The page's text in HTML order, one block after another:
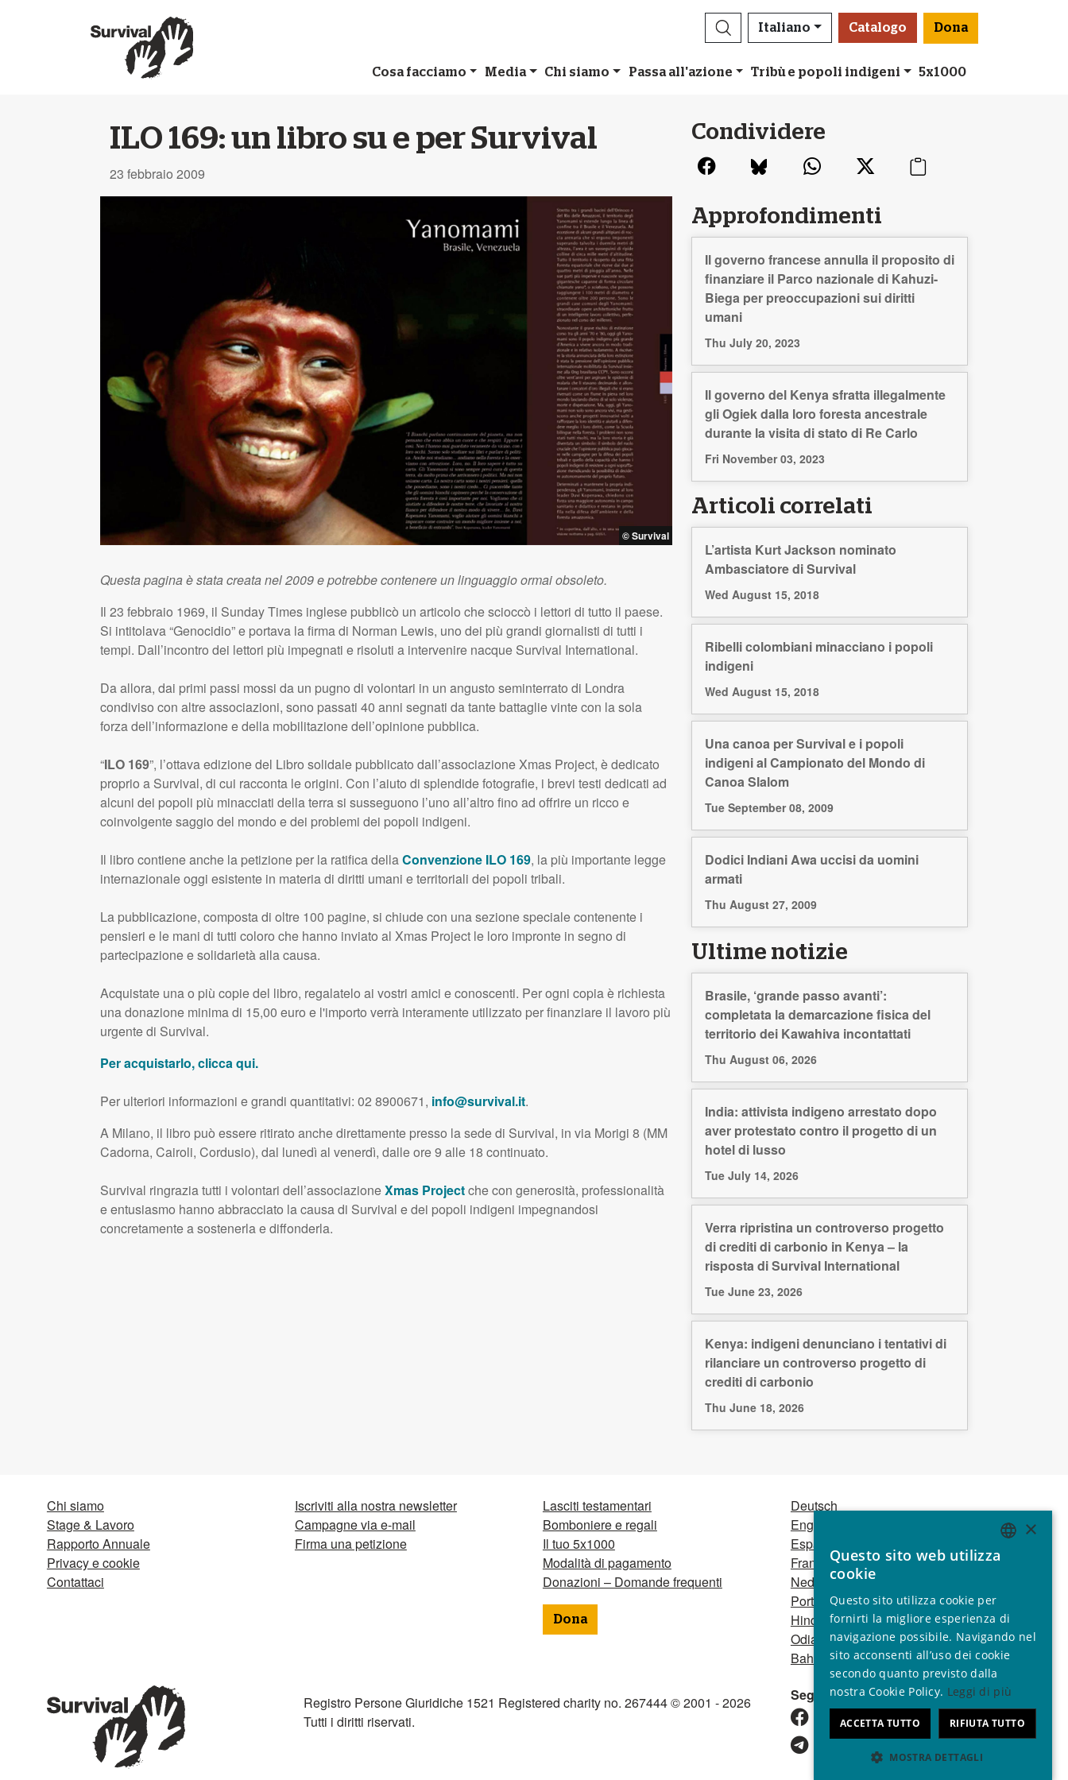
Italiano Catalogo Dona
Cosa facciamo Media Chi siamo Passa all'azione Tribù e popoli indigeni 5x1000
ILO 169: un libro su e per Survival
23 febbraio 2009
© Survival
Questa pagina è stata creata nel 2009 e potrebbe contenere un linguaggio ormai obsoleto.
Il 23 febbraio 1969, il Sunday Times inglese pubblicò un articolo che scioccò i lettori di tutto il paese.
Si intitolava “Genocidio” e portava la firma di Norman Lewis, uno dei più grandi giornalisti di tutti i
tempi. Dall’incontro dei lettori più impegnati e risoluti a intervenire nacque Survival International.
Da allora, dai primi passi mossi da un pugno di volontari in un angusto seminterrato di Londra
condiviso con altre associazioni, sono passati 40 anni segnati da tante battaglie vinte con la sola
forza dell’informazione e della mobilitazione dell’opinione pubblica.
“ILO169”, l’ottava edizione del Libro solidale pubblicato dall’associazione Xmas Project, è dedicato
proprio a Survival, di cui racconta le origini. Con l’aiuto di splendide fotografie, i brevi testi dedicati ad
alcuni dei popoli più minacciati della terra si susseguono l’uno all’altro fino ad offrire un ricco e
coinvolgente saggio del mondo e dei problemi dei popoli indigeni.
Il libro contiene anche la petizione per la ratifica della Convenzione ILO169, la più importante legge
internazionale oggi esistente in materia di diritti umani e territoriali dei popoli tribali.
La pubblicazione, composta di oltre 100 pagine, si chiude con una sezione speciale contenente i
pensieri e le mani di tutti coloro che hanno inviato al Xmas Project le loro impronte in segno di
partecipazione e solidarietà alla causa.
Acquistate una o più copie del libro, regalatelo ai vostri amici e conoscenti. Per ogni copia è richiesta
una donazione minima di 15,00 euro e l'importo verrà interamente utilizzato per finanziare il lavoro più
urgente di Survival.
Per acquistarlo, clicca qui.
Per ulteriori informazioni e grandi quantitativi: 02 8900671, info@survival.it.
A Milano, il libro può essere ritirato anche direttamente presso la sede di Survival, in via Morigi 8 (MM
Cadorna, Cairoli, Cordusio), dal lunedì al venerdì, dalle ore 9 alle 18 continuato.
Survival ringrazia tutti i volontari dell’associazioneXmas Projectche con generosità, professionalità
e entusiasmo hanno abbracciato la causa di Survival e dei popoli indigeni impegnandosi
concretamente a sostenerla e diffonderla.
Condividere
Approfondimenti
Il governo francese annulla il proposito di
finanziare il Parco nazionale di Kahuzi-
Biega per preoccupazioni sui diritti
umani
Thu July 20, 2023
Il governo del Kenya sfratta illegalmente
gli Ogiek dalla loro foresta ancestrale
durante la visita di stato di Re Carlo
Fri November 03, 2023
Articoli correlati
L’artista Kurt Jackson nominato
Ambasciatore di Survival
Wed August 15, 2018
Ribelli colombiani minacciano i popoli
indigeni
Wed August 15, 2018
Una canoa per Survival e i popoli
indigeni al Campionato del Mondo di
Canoa Slalom
Tue September 08, 2009
Dodici Indiani Awa uccisi da uomini
armati
Thu August 27, 2009
Ultime notizie
Brasile, ‘grande passo avanti’:
completata la demarcazione fisica del
territorio dei Kawahiva incontattati
Thu August 06, 2026
India: attivista indigeno arrestato dopo
aver protestato contro il progetto di un
hotel di lusso
Tue July 14, 2026
Verra ripristina un controverso progetto
di crediti di carbonio in Kenya – la
risposta di Survival International
Tue June 23, 2026
Kenya: indigeni denunciano i tentativi di
rilanciare un controverso progetto di
crediti di carbonio
Thu June 18, 2026
Chi siamo
Stage & Lavoro
Rapporto Annuale
Privacy e cookie
Contattaci
Iscriviti alla nostra newsletter
Campagne via e-mail
Firma una petizione
Lasciti testamentari
Bomboniere e regali
Il tuo 5x1000
Modalità di pagamento
Donazioni – Domande frequenti
Dona
Deutsch
English
Español
Français
Nederlands
Português
Hindi
Odia
Bahasa Indonesia
Seguici
Registro Persone Giuridiche 1521 Registered charity no. 267444 © 2001 - 2026
Tutti i diritti riservati.
ENGLISH
SPANISH
FRENCH
ITALIAN
PORTUGUESE
×
Questo sito web utilizza
cookie
Questo sito utilizza cookie per
fornirti la migliore esperienza di
navigazione possibile. Navigando nel
sito acconsenti all’uso dei cookie
secondo quanto previsto dalla
nostra Cookie Policy. Leggi di più
ACCETTA TUTTO RIFIUTA TUTTO
MOSTRA DETTAGLI